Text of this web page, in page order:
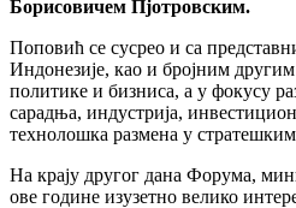
Борисовичем Пјотровским.
Поповић се сусрео и са
Индонезије, као и бројним
политике и бизниса, а у фокусу
сарадња, индустрија,
технолошка размена у
На крају другог дана Форума,
ове године изузетно велико